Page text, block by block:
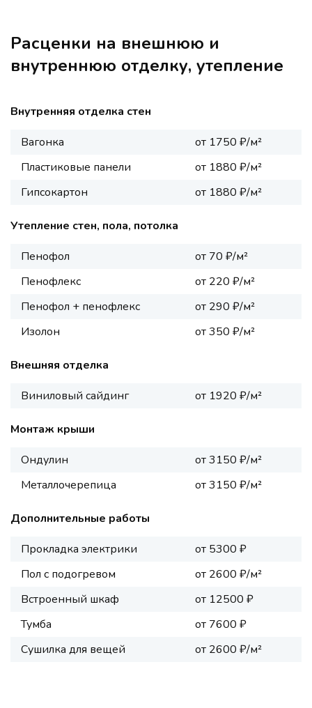
Расценки на внешнюю и
внутреннюю отделку, утепление
Внутренняя отделка стен
Вагонка
от 1750 ₽/м²
Пластиковые панели
от 1880 ₽/м²
Гипсокартон
от 1880 ₽/м²
Утепление стен, пола, потолка
Пенофол
от 70 ₽/м²
Пенофлекс
от 220 ₽/м²
Пенофол + пенофлекс
от 290 ₽/м²
Изолон
от 350 ₽/м²
Внешняя отделка
Виниловый сайдинг
от 1920 ₽/м²
Монтаж крыши
Ондулин
от 3150 ₽/м²
Металлочерепица
от 3150 ₽/м²
Дополнительные работы
Прокладка электрики
от 5300 ₽
Пол с подогревом
от 2600 ₽/м²
Встроенный шкаф
от 12500 ₽
Тумба
от 7600 ₽
Сушилка для вещей
от 2600 ₽/м²